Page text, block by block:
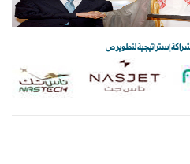
إستراتيجية لتطوير ص